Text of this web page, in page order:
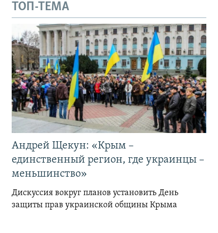
ТОП-ТЕМА
Андрей Щекун: «Крым –
единственный регион, где украинцы –
меньшинство»
Дискуссия вокруг планов установить День
защиты прав украинской общины Крыма